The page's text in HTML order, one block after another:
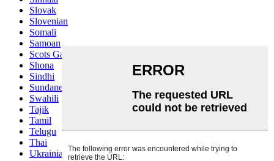
Slovak
Slovenian
Somali
Samoan
Scots Gaelic
Shona
Sindhi
Sundanese
Swahili
Tajik
Tamil
Telugu
Thai
Ukrainian